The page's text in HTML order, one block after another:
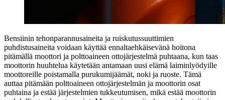
Bensiinin tehonparannusaineita ja ruiskutussuuttimien
puhdistusaineita voidaan käyttää ennaltaehkäisevänä hoitona
pitämällä moottori ja polttoaineen ottojärjestelmä puhtaana, kun taas
moottorin huuhtelua käytetään antamaan uusi elämä laiminlyödyille
moottoreille poistamalla purukumijäämät, noki ja ruoste. Tämä
auttaa pitämään polttoaineen ottojärjestelmän ja moottorin osat
puhtaina ja estää järjestelmien tukkeutumisen, mikä estää moottorin